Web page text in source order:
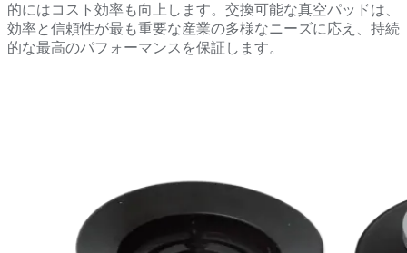
的にはコスト効率も向上します。交換可能な真空パッドは、
効率と信頼性が最も重要な産業の多様なニーズに応え、持続
的な最高のパフォーマンスを保証します。